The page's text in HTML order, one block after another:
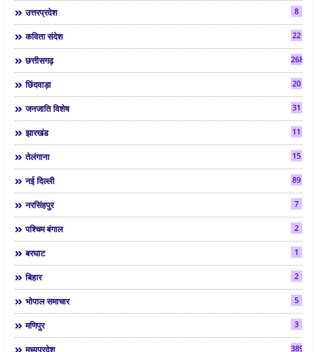
उत्तरप्रदेश 8
कविता संदेश 22
छत्तीसगढ़ 268
छिंदवाड़ा 20
जनजाति विशेष 31
झारखंड 11
तेलंगाना 15
नई दिल्ली 89
नरसिंहपुर 7
पश्चिम बंगाल 2
बरघाट 1
बिहार 2
भोपाल समाचार 5
मणिपुर 3
मध्यप्रदेश 3892